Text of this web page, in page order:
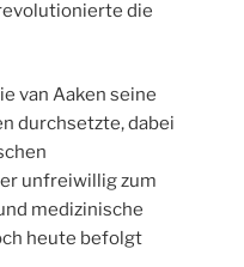
die
van Aaken seine
durchsetzte, dabei
unfreiwillig zum
medizinische
heute befolgt